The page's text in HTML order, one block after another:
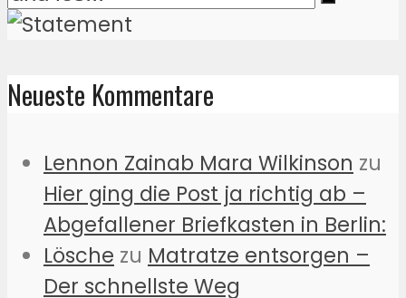
Neueste Kommentare
Lennon Zainab Mara Wilkinson zu
Hier ging die Post ja richtig ab –
Abgefallener Briefkasten in Berlin:
Lösche zu Matratze entsorgen –
Der schnellste Weg